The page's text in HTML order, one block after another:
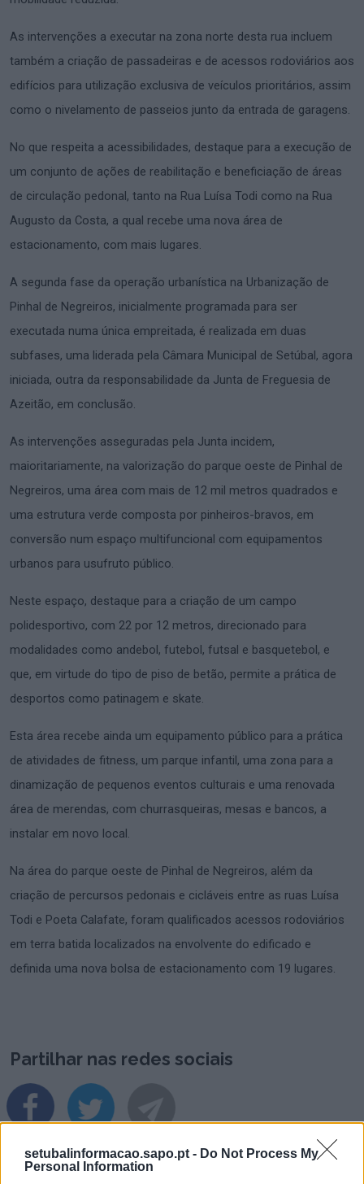
setubalinformacao.sapo.pt - Do Not Process My
Personal Information
As intervenções a executar na zona norte desta rua incluem
também a criação de passadeiras e de acessos rodoviários aos
edifícios para utilização exclusiva de veículos prioritários, assim
como o nivelamento de passeios junto da entrada de garagens.
No que respeita a acessibilidades, destaque para a execução de
um conjunto de ações de reabilitação e beneficiação de áreas
de circulação pedonal, tanto na Rua Luísa Todi como na Rua
Augusto da Costa, a qual recebe uma nova área de
estacionamento, com mais lugares.
A segunda fase da operação urbanística na Urbanização de
Pinhal de Negreiros, inicialmente programada para ser
executada numa única empreitada, é realizada em duas
subfases, uma liderada pela Câmara Municipal de Setúbal, agora
iniciada, outra da responsabilidade da Junta de Freguesia de
Azeitão, em conclusão.
As intervenções asseguradas pela Junta incidem,
maioritariamente, na valorização do parque oeste de Pinhal de
Negreiros, uma área com mais de 12 mil metros quadrados e
uma estrutura verde composta por pinheiros-bravos, em
conversão num espaço multifuncional com equipamentos
urbanos para usufruto público.
Neste espaço, destaque para a criação de um campo
polidesportivo, com 22 por 12 metros, direcionado para
modalidades como andebol, futebol, futsal e basquetebol, e
que, em virtude do tipo de piso de betão, permite a prática de
desportos como patinagem e skate.
Esta área recebe ainda um equipamento público para a prática
de atividades de fitness, um parque infantil, uma zona para a
dinamização de pequenos eventos culturais e uma renovada
área de merendas, com churrasqueiras, mesas e bancos, a
instalar em novo local.
Na área do parque oeste de Pinhal de Negreiros, além da
criação de percursos pedonais e cicláveis entre as ruas Luísa
Todi e Poeta Calafate, foram qualificados acessos rodoviários
em terra batida localizados na envolvente do edificado e
definida uma nova bolsa de estacionamento com 19 lugares.
Partilhar nas redes sociais